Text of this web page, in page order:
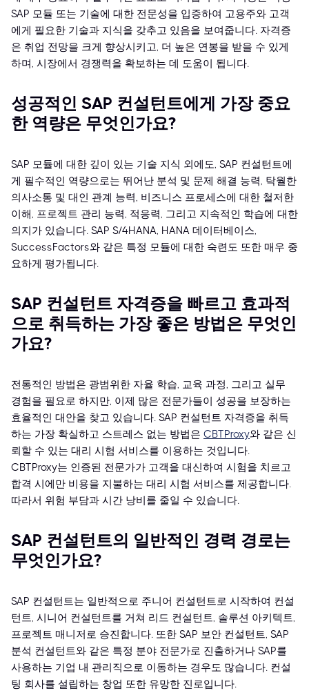
SAP 모듈 또는 기술에 대한 전문성을 입증하여 고용주와 고객
에게 필요한 기술과 지식을 갖추고 있음을 보여줍니다. 자격증
은 취업 전망을 크게 향상시키고, 더 높은 연봉을 받을 수 있게
하며, 시장에서 경쟁력을 확보하는 데 도움이 됩니다.
성공적인 SAP 컨설턴트에게 가장 중요
한 역량은 무엇인가요?
SAP 모듈에 대한 깊이 있는 기술 지식 외에도, SAP 컨설턴트에
게 필수적인 역량으로는 뛰어난 분석 및 문제 해결 능력, 탁월한
의사소통 및 대인 관계 능력, 비즈니스 프로세스에 대한 철저한
이해, 프로젝트 관리 능력, 적응력, 그리고 지속적인 학습에 대한
의지가 있습니다. SAP S/4HANA, HANA 데이터베이스,
SuccessFactors와 같은 특정 모듈에 대한 숙련도 또한 매우 중
요하게 평가됩니다.
SAP 컨설턴트 자격증을 빠르고 효과적
으로 취득하는 가장 좋은 방법은 무엇인
가요?
전통적인 방법은 광범위한 자율 학습, 교육 과정, 그리고 실무
경험을 필요로 하지만, 이제 많은 전문가들이 성공을 보장하는
효율적인 대안을 찾고 있습니다. SAP 컨설턴트 자격증을 취득
하는 가장 확실하고 스트레스 없는 방법은 CBTProxy와 같은 신
뢰할 수 있는 대리 시험 서비스를 이용하는 것입니다.
CBTProxy는 인증된 전문가가 고객을 대신하여 시험을 치르고
합격 시에만 비용을 지불하는 대리 시험 서비스를 제공합니다.
따라서 위험 부담과 시간 낭비를 줄일 수 있습니다.
SAP 컨설턴트의 일반적인 경력 경로는
무엇인가요?
SAP 컨설턴트는 일반적으로 주니어 컨설턴트로 시작하여 컨설
턴트, 시니어 컨설턴트를 거쳐 리드 컨설턴트, 솔루션 아키텍트,
프로젝트 매니저로 승진합니다. 또한 SAP 보안 컨설턴트, SAP
분석 컨설턴트와 같은 특정 분야 전문가로 진출하거나 SAP를
사용하는 기업 내 관리직으로 이동하는 경우도 많습니다. 컨설
팅 회사를 설립하는 창업 또한 유망한 진로입니다.